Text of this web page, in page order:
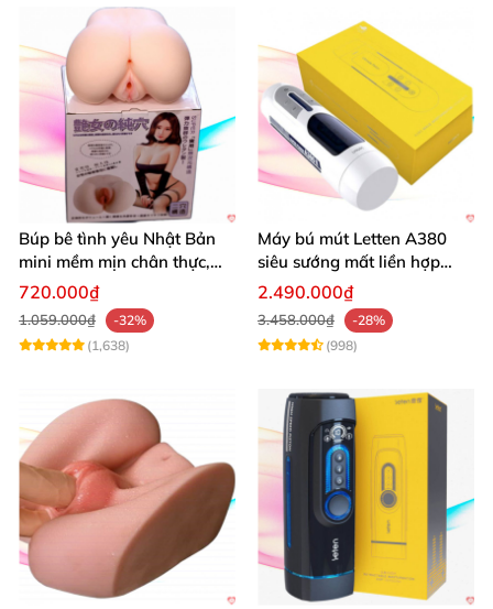
Búp bê tình yêu Nhật Bản
mini mềm mịn chân thực,
mông tròn quyến rũ
720.000₫
1.059.000₫
-32%
(1,638)
Máy bú mút Letten A380
siêu sướng mất liền hợp
chói
2.490.000₫
3.458.000₫
-28%
(998)